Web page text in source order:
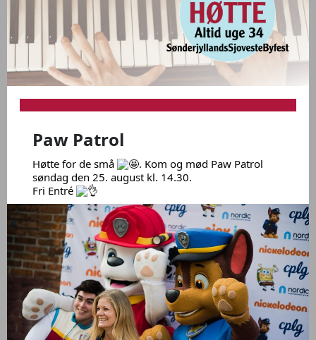
Paw Patrol
Høtte for de små . Kom og mød Paw Patrol
søndag den 25. august kl. 14.30.
Fri Entré